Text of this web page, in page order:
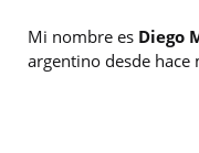
Mi nombre es Diego
argentino desde hace